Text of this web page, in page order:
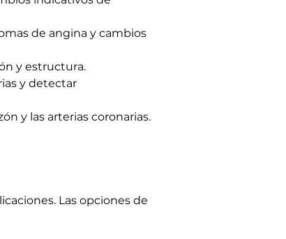
de angina y cambios
y estructura.
y detectar
y las arterias coronarias.
Las opciones de